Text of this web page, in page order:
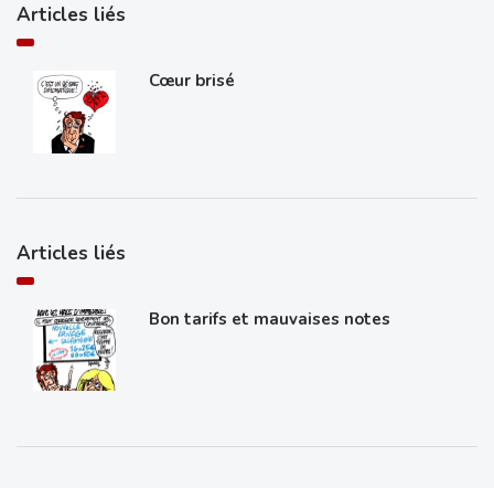
Articles liés
Cœur brisé
Articles liés
Bon tarifs et mauvaises notes